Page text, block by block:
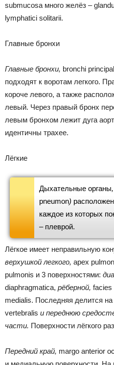
submucosa много желёз –
lymphatici solitarii.
Главные бронхи
Главные бронхи, bronchi
подходят к воротам легкого.
короче левого, а также
левый. Через правый бронх
левым бронхом лежит дуга
идентичны трахее.
Лёгкие
Дыхательные органы
pneumon)
каждое из которых
– плеврой.
Лёгкое имеет неправильную
верхушкой легкого, apex
pulmonis и 3 поверхностями:
diaphragmatica, рёберной, facies
medialis. Последняя делится
vertebralis и переднюю
части. Поверхности лёгкого
Передний край, margo anterior